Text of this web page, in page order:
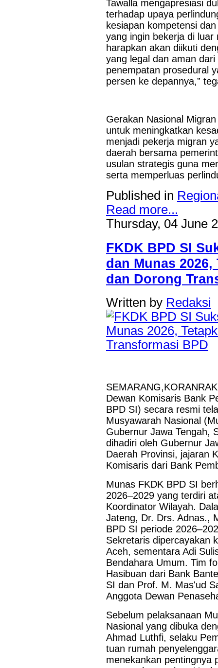
Tawalla mengapresiasi
terhadap upaya
kesiapan kompetensi
yang ingin bekerja di luar
harapkan akan diikuti
yang legal dan aman
penempatan prosedural
persen ke depannya,”
Gerakan Nasional
untuk meningkatkan
menjadi pekerja migran
daerah bersama
usulan strategis guna
serta memperluas
Published in
Read more...
Thursday, 04 June
FKDK BPD SI
dan Munas
dan Dorong
Written by Redaksi
Dewan Komisaris Bank
BPD SI) secara resmi
Musyawarah Nasional
Gubernur Jawa Tengah,
dihadiri oleh Gubernur
Daerah Provinsi, jajaran
Komisaris dari Bank
Munas FKDK BPD SI
2026–2029 yang terdiri
Koordinator Wilayah.
Jateng, Dr. Drs. Adnas.,
BPD SI periode
Sekretaris dipercayakan
Aceh, sementara Adi
Bendahara Umum. Tim
Hasibuan dari Bank
SI dan Prof. M. Mas'ud
Anggota Dewan
Sebelum pelaksanaan
Nasional yang dibuka
Ahmad Luthfi, selaku
tuan rumah
menekankan pentingnya